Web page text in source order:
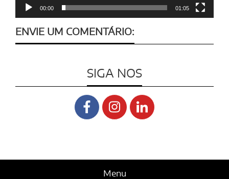
00:00 01:05
ENVIE UM COMENTÁRIO:
SIGA NOS
Menu